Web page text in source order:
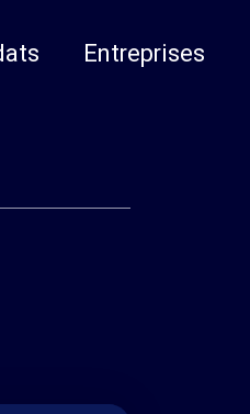
Entreprises